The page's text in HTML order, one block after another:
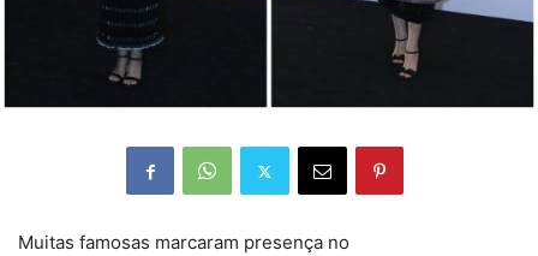
Muitas famosas marcaram presença no